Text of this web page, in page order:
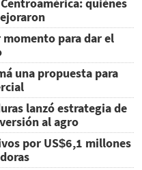
quiénes
para dar el
una propuesta para
lanzó estrategia de
al agro
por US$6,1 millones